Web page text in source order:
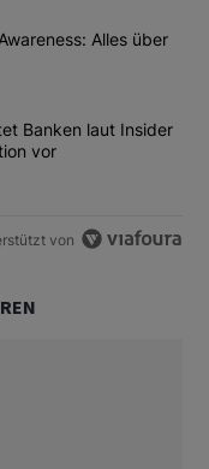
kommentierten
bei Situational
Alles über
bereitet
Banken laut Insider
vor
von